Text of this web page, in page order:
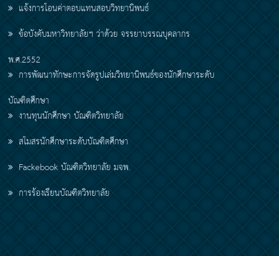
แจ้งการโอนค่าตอบแทนสอบวิทยานิพนธ์
ข้อบังคับมหาวิทยาลัยฯ ว่าด้วย จรรยาบรรณบุคลากร
พ.ศ.2552
การพัฒนาทักษะการจัดรูปเล่มวิทยานิพนธ์ของนักศึกษาระดับ
บัณฑิตศึกษา
งานทุนนักศึกษา บัณฑิตวิทยาลัย
สโมสรนักศึกษาระดับบัณฑิตศึกษา
Fackebook บัณฑิตวิทยาลัย มจพ.
การร้องเรียนบัณฑิตวิทยาลัย